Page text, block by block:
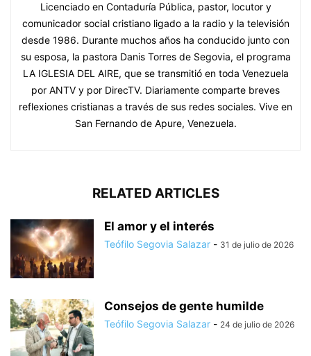
Licenciado en Contaduría Pública, pastor, locutor y
comunicador social cristiano ligado a la radio y la televisión
desde 1986. Durante muchos años ha conducido junto con
su esposa, la pastora Danis Torres de Segovia, el programa
LA IGLESIA DEL AIRE, que se transmitió en toda Venezuela
por ANTV y por DirecTV. Diariamente comparte breves
reflexiones cristianas a través de sus redes sociales. Vive en
San Fernando de Apure, Venezuela.
RELATED ARTICLES
El amor y el interés
Teófilo Segovia Salazar - 31 de julio de 2026
Consejos de gente humilde
Teófilo Segovia Salazar - 24 de julio de 2026